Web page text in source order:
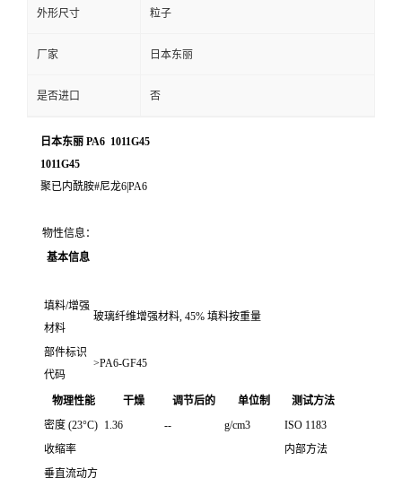
外形尺寸 粒子
厂家 日本东丽
是否进口 否
日本东丽 PA6 1011G45
1011G45
聚已内酰胺#尼龙6|PA6
物性信息：
基本信息
填料/增强
材料
玻璃纤维增强材料, 45% 填料按重量
部件标识
代码
>PA6-GF45
物理性能 干燥 调节后的 单位制
测试方法
密度 (23°C) 1.36 -- g/cm3
ISO 1183
收缩率
内部方法
垂直流动方